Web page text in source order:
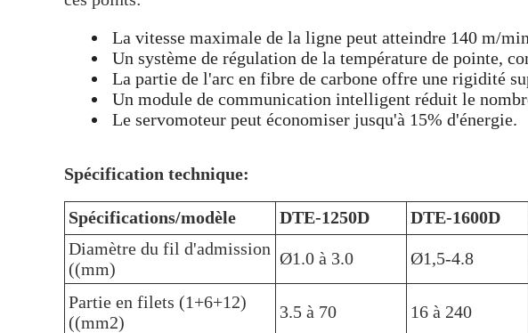
La vitesse maximale de la ligne peut atteindre 140 m/
Un système de régulation de la température de pointe,
La partie de l'arc en fibre de carbone offre une rigidité
Un module de communication intelligent réduit le
Le servomoteur peut économiser jusqu'à 15% d'énergie.
Spécification technique:
Spécifications/modèle DTE-1250D DTE-1600D
Diamètre du fil d'admission
((mm)
Ø1.0 à 3.0 Ø1,5-4.8
Partie en filets (1+6+12)
((mm2)
3.5 à 70 16 à 240